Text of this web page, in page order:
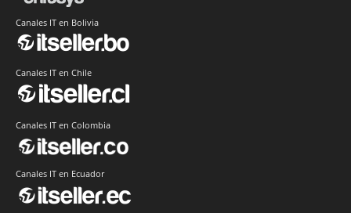
Canales IT en Bolivia
Canales IT en Chile
Canales IT en Colombia
Canales IT en Ecuador